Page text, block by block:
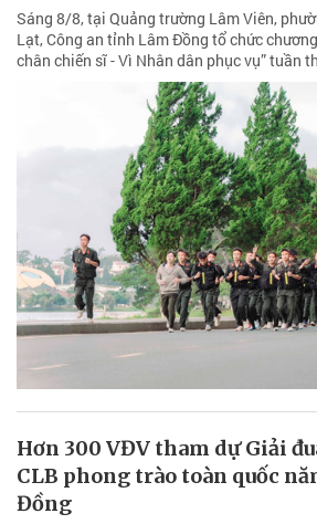
Sáng 8/8, tại Quảng trường Lâm Viên,
Lạt, Công an tỉnh Lâm Đồng tổ chức
chân chiến sĩ - Vì Nhân dân phục vụ” tuần
Hơn 300 VĐV tham dự Giải
CLB phong trào toàn quốc
Đồng